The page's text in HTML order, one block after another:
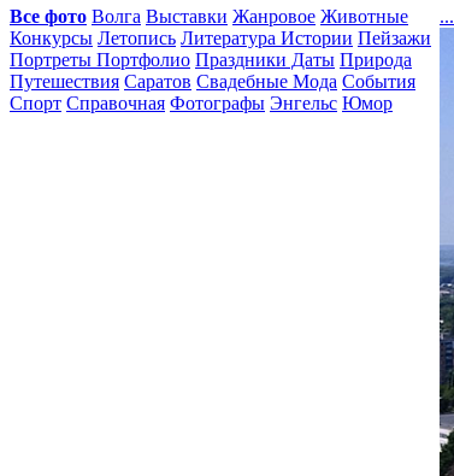
Все фото Волга Выставки Жанровое Животные
Конкурсы Летопись Литература Истории Пейзажи
Портреты Портфолио Праздники Даты Природа
Путешествия Саратов Свадебные Мода События
Спорт Справочная Фотографы Энгельс Юмор
...